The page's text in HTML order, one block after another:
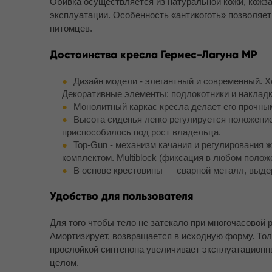
эксплуатации. Особенность «антикоготь»
питомцев.
Достоинства кресла Гермес-Лагуна MP
Дизайн модели - элегантный и современный.
Декоративные элементы: подлокотники и
Монолитный каркас кресла делает его
Высота сиденья легко регулируется
приспособилось под рост владельца.
Top-Gun - механизм качания и
комплектом. Multiblock (фиксация в любом
В основе крестовины — сварной металл,
Удобство для пользователя
Для того чтобы тело не затекало при
Амортизирует, возвращается в исходную форму.
прослойкой синтепона увеличивает
целом.